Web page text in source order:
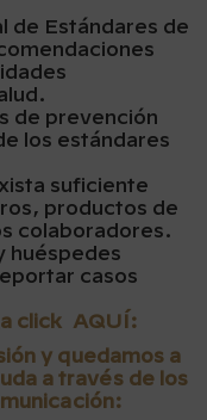
de Estándares de
de prevención
los estándares
suficiente
productos de
colaboradores.
huéspedes
casos
click AQUÍ :
y quedamos a
a través de los